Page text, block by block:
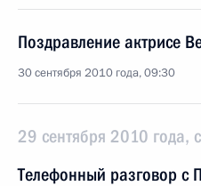
Поздравление актрисе
30 сентября 2010 года, 09:30
29 сентября 2010 года,
Телефонный разговор с